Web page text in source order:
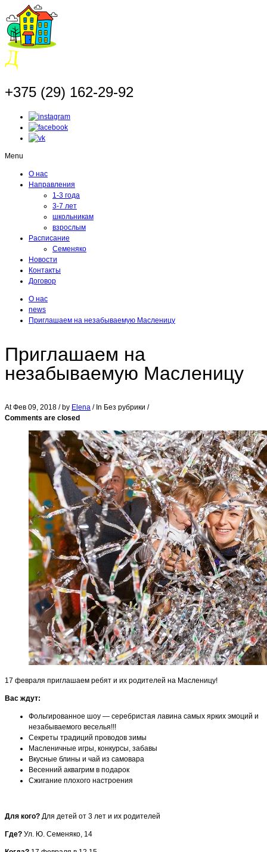
+375 (29) 162-29-92
Menu
О нас
Направления
1-3 года
3-7 лет
школьникам
взрослым
Расписание
Семеняко
Новости
Контакты
Договор
О нас
news
Приглашаем на незабываемую Масленицу
Приглашаем на
незабываемую Масленицу
AtФев 09, 2018 / by Elena / In Без рубрики /
Comments are closed
17 февраля приглашаем ребят и их родителей на Масленицу!
Вас ждут:
Фольгированное шоу — серебристая лавина самых ярких эмоций и
незабываемого веселья!!!
Секреты традиций проводов зимы
Масленичные игры, конкурсы, забавы
Вкусные блины и чай из самовара
Весенний аквагрим в подарок
Сжигание плохого настроения
Для кого? Для детей от 3 лет и их родителей
Где? Ул. Ю. Семеняко, 14